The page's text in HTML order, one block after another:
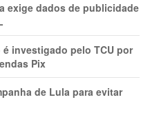
exige dados de publicidade
investigado pelo TCU por
Pix
de Lula para evitar